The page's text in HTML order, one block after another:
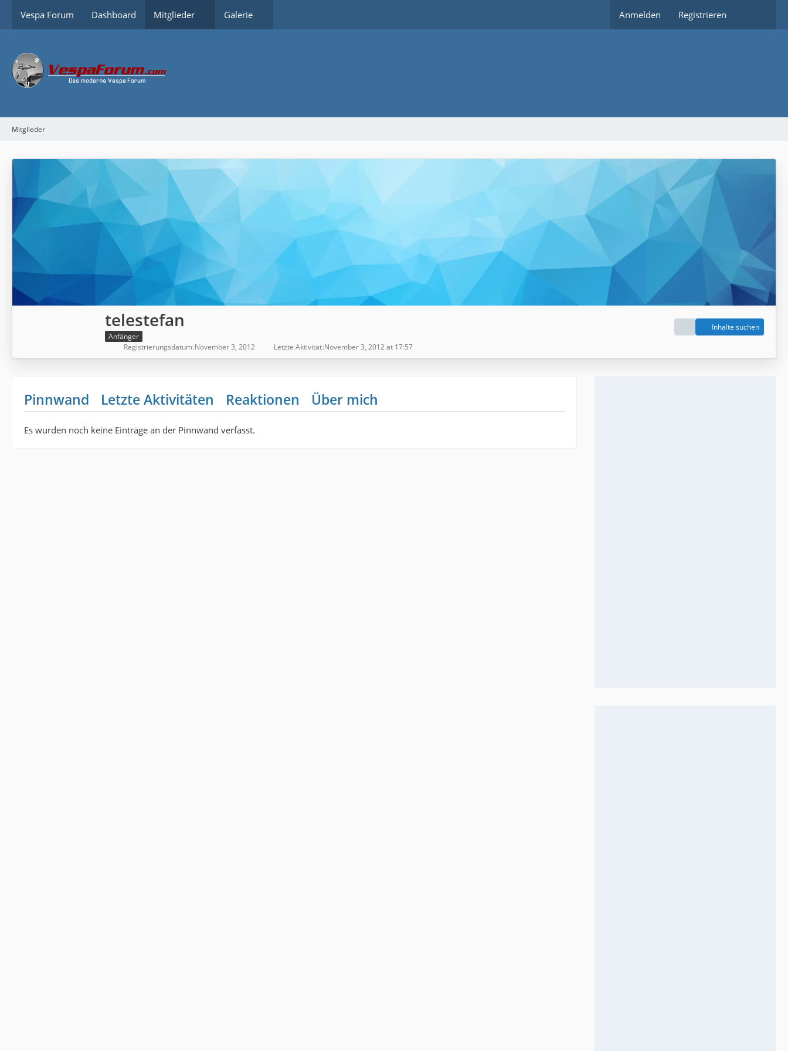
Vespa Forum Dashboard Mitglieder Galerie Anmelden Registrieren
Mitglieder
telestefan
Anfänger
Inhalte suchen
Registrierungsdatum November 3, 2012 Letzte Aktivität November 3, 2012 at 17:57
Pinnwand Letzte Aktivitäten Reaktionen Über mich
Es wurden noch keine Einträge an der Pinnwand verfasst.